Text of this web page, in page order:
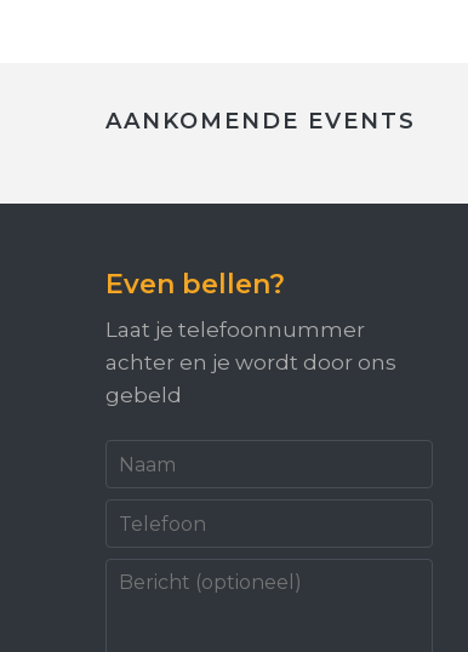
AANKOMENDE EVENTS
Even bellen?
Laat je telefoonnummer
achter en je wordt door ons
gebeld